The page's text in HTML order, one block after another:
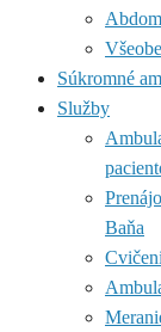
Súkromné
Služby
Baňa